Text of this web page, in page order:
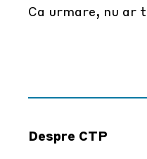
Ca urmare, nu ar
Despre CTP